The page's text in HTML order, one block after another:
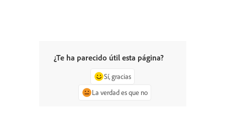
¿Te ha parecido útil esta página?
Sí, gracias
La verdad es que no